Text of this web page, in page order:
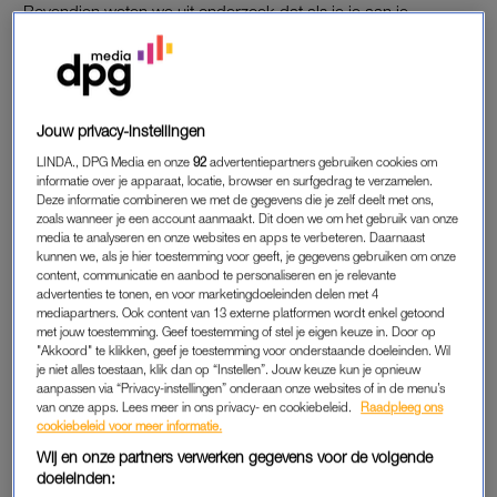
Bovendien weten we uit onderzoek dat als je je aan je
skincareroutine houdt, je huid echt mooier wordt.
Bij die huidverzorgingsroutine hoort elke ochtend – ook in de
herfst en winter – zonnebrandcrème. Het is echt de allerbeste
antirimpelcrème. Want het feit blijft: de zon is verantwoordelijk
voor tot 90 procent van alle tekenen van huidveroudering. Door
gewoon elke dag te smeren, kun je zoveel rimpels voorkomen.
VOEG DEZE STOFFEN TOE AAN JE SKINCARE
Met de juiste skincare kun je je huid echt mooier maken. Door
je huid regelmatig te exfoliëren – de dode huidcellen te
verwijderen – krijg je snel weer een mooieglow. Kies dan het
liefst voor zuren. Indeze column
beste kunt gebruiken.
Jouw privacy-instellingen
LINDA., DPG Media en onze92 advertentiepartners gebruiken cookies om
informatie over je apparaat, locatie, browser en surfgedrag te verzamelen.
Deze informatie combineren we met de gegevens die je zelf deelt met ons,
zoals wanneer je een account aanmaakt. Dit doen we om het gebruik van onze
media te analyseren en onze websites en apps te verbeteren. Daarnaast
kunnen we, als je hier toestemming voor geeft, je gegevens gebruiken om onze
content, communicatie en aanbod te personaliseren en je relevante
advertenties te tonen, en voor marketingdoeleinden delen met 4
mediapartners. Ook content van 13 externe platformen wordt enkel getoond
met jouw toestemming. Geef toestemming of stel je eigen keuze in. Door op
"Akkoord" te klikken, geef je toestemming voor onderstaande doeleinden. Wil
je niet alles toestaan, klik dan op “Instellen”. Jouw keuze kun je opnieuw
aanpassen via “Privacy-instellingen” onderaan onze websites of in de menu’s
van onze apps. Lees meer in ons privacy- en cookiebeleid.
Raadpleeg ons
cookiebeleid voor meer informatie.
Wij en onze partners verwerken gegevens voor de volgende
doeleinden: